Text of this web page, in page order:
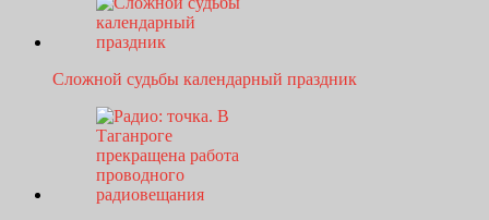
Сложной судьбы календарный праздник